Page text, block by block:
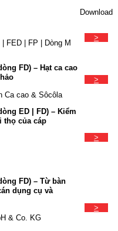
Download
FED | FP | Dòng M
>
FD) – Hạt ca cao
Ca cao & Sôcôla
>
ED | FD) – Kiểm
thọ của cáp
>
FD) – Từ bàn
dụng cụ và
& Co. KG
>